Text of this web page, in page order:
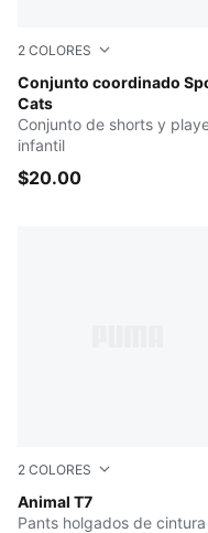
2 COLORES
Conjunto coordinado
Cats
FOR ALL TIME RED
Conjunto de shorts y
infantil
$20.00
2 COLORES
Animal T7
PUMA BLACK
Pants holgados de